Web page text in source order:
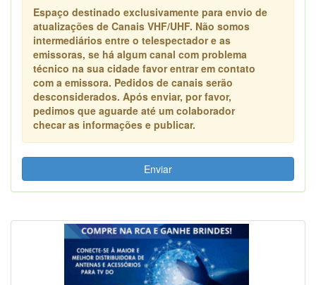
Espaço destinado exclusivamente para envio de
atualizações de Canais VHF/UHF. Não somos
intermediários entre o telespectador e as
emissoras, se há algum canal com problema
técnico na sua cidade favor entrar em contato
com a emissora. Pedidos de canais serão
desconsiderados. Após enviar, por favor,
pedimos que aguarde até um colaborador
checar as informações e publicar.
Enviar